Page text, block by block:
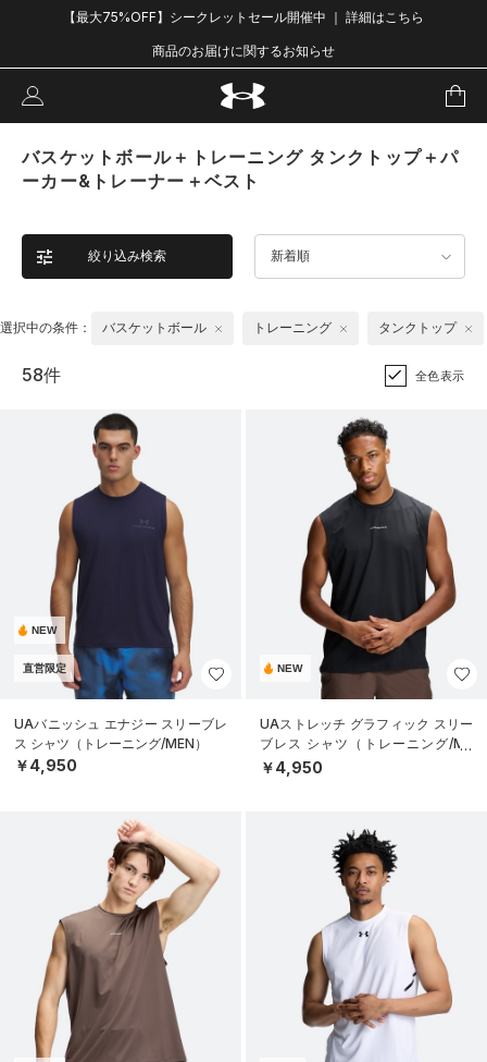
【最大75%OFF】シークレットセール開催中 ｜ 詳細はこちら
商品のお届けに関するお知らせ
バスケットボール＋トレーニング タンクトップ＋パ
ーカー&トレーナー＋ベスト
絞り込み検索 新着順
選択中の条件： バスケットボール トレーニング タンクトップ
58件 全色表示
NEW
直営限定
UAバニッシュ エナジー スリーブレ
ス シャツ（トレーニング/MEN）
￥4,950
NEW
UAストレッチ グラフィック スリー
ブレス シャツ（トレーニング/ME
N）
￥4,950